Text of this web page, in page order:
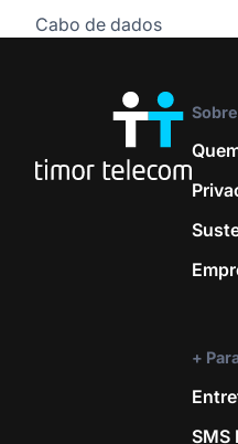
Cabo de dados
Sistema operativo
Android™ 15
+
SMS